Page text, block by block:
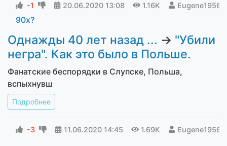
-1 20.06.2020 13:08 1.16K Eugene1956
Однажды 40 лет назад ... → "Убили
негра". Как это было в Польше.
Фанатские беспорядки в Слупске, Польша,
вспыхнувш
Подробнее
-3 11.06.2020 14:45 1.69K Eugene1956